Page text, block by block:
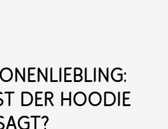
der Hoodie